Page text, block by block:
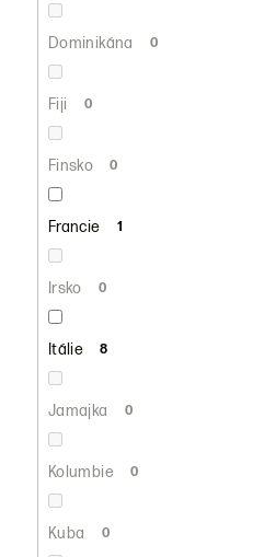
Dominikána 0
Fiji 0
Finsko 0
Francie 1
Irsko 0
Itálie 8
Jamajka 0
Kolumbie 0
Kuba 0